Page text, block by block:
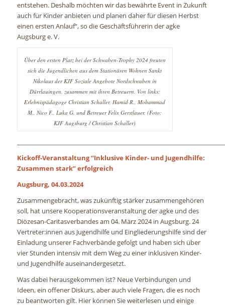
entstehen. Deshalb möchten wir das bewährte Event in Zukunft
auch für Kinder anbieten und planen daher für diesen Herbst
einen ersten Anlauf“, so die Geschäftsführerin der agke
Augsburg e. V.
Über den ersten Platz bei der Schwaben-Trophy 2024 freuten
sich die Jugendlichen aus dem Stationären Wohnen Sankt
Nikolaus der KJF Soziale Angebote Nordschwaben in
Dürrlauingen, zusammen mit ihren Betreuern. Von links:
Erlebnispädagoge Christian Schaller, Hamid R., Mohammad
M., Nico F., Luka G. und Betreuer Felix Gerstlauer. (Foto:
KJF Augsburg / Christian Schaller)
Kickoff-Veranstaltung “Inklusive Kinder- und Jugendhilfe:
Zusammen stark” erfolgreich
Augsburg, 04.03.2024
Zusammengebracht, was zukünftig stärker zusammengehören
soll, hat unsere Kooperationsveranstaltung der agke und des
Diözesan-Caritasverbandes am 04. März 2024 in Augsburg. 24
Vertreter:innen aus Jugendhilfe und Eingliederungshilfe sind der
Einladung unserer Fachverbände gefolgt und haben sich über
vier Stunden intensiv mit dem Weg zu einer inklusiven Kinder-
und Jugendhilfe auseinandergesetzt.
Was dabei herausgekommen ist? Neue Verbindungen und
Ideen, ein offener Diskurs, aber auch viele Fragen, die es noch
zu beantworten gilt. Hier können Sie weiterlesen und einige